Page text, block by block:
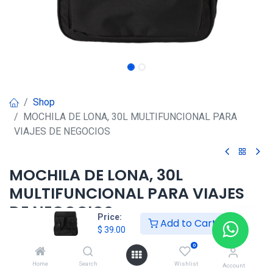
Price:
$ 39.00 Add to Cart
Home Search
0
Wishlist Account
Shop
MOCHILA DE LONA, 30L MULTIFUNCIONAL PARA
VIAJES DE NEGOCIOS
MOCHILA DE LONA, 30L
MULTIFUNCIONAL PARA VIAJES
DE NEGOCIOS
39.00